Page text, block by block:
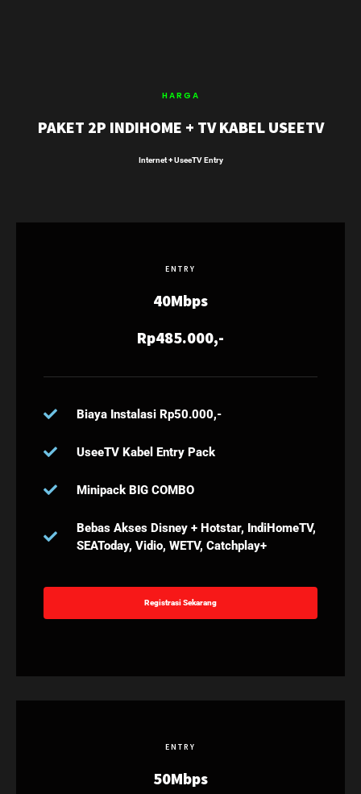
HARGA
PAKET 2P INDIHOME + TV KABEL USEETV
Internet + UseeTV Entry
ENTRY
40Mbps
Rp485.000,-
Biaya Instalasi Rp50.000,-
UseeTV Kabel Entry Pack
Minipack BIG COMBO
Bebas Akses Disney + Hotstar, IndiHomeTV,
SEAToday, Vidio, WETV, Catchplay+
Registrasi Sekarang
ENTRY
50Mbps